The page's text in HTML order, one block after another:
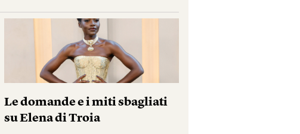
Le domande e i miti sbagliati
su Elena di Troia